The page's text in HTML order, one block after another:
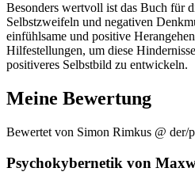
Besonders wertvoll ist das Buch für
Selbstzweifeln und negativen
einfühlsame und positive
Hilfestellungen, um diese
positiveres Selbstbild zu entwickeln.
Meine Bewertung
Bewertet von Simon Rimkus @ der/
Psychokybernetik von